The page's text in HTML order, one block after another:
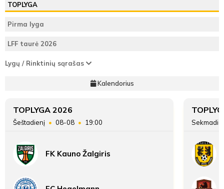
Ataka
Riteriai
66
Įvarčių
FK Ataka
TOPLYGA
Pirma lyga
LFF taurė 2026
Lygų / Rinktinių sąrašas
Kalendorius
TOPLYGA 2026
Šeštadienį 08-08 19:00
FK Kauno Žalgiris